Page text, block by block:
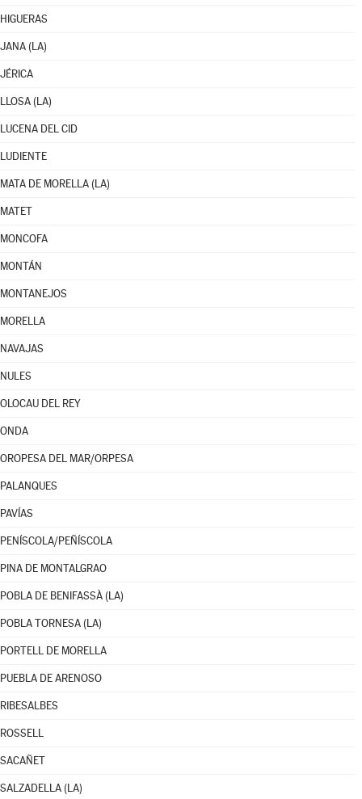
HIGUERAS
JANA (LA)
JÉRICA
LLOSA (LA)
LUCENA DEL CID
LUDIENTE
MATA DE MORELLA (LA)
MATET
MONCOFA
MONTÁN
MONTANEJOS
MORELLA
NAVAJAS
NULES
OLOCAU DEL REY
ONDA
OROPESA DEL MAR/ORPESA
PALANQUES
PAVÍAS
PENÍSCOLA/PEÑÍSCOLA
PINA DE MONTALGRAO
POBLA DE BENIFASSÀ (LA)
POBLA TORNESA (LA)
PORTELL DE MORELLA
PUEBLA DE ARENOSO
RIBESALBES
ROSSELL
SACAÑET
SALZADELLA (LA)